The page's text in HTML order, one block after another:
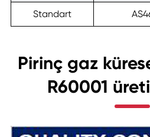
Standart
Pirinç gaz
R60001